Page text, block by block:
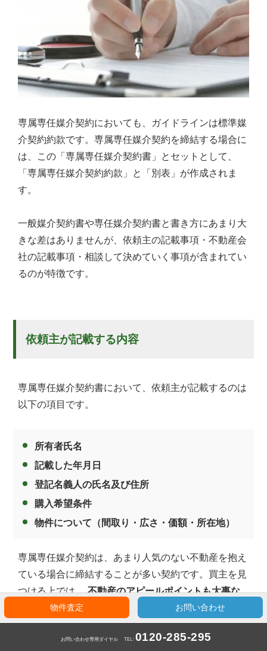
物件査定 お問い合わせ
お問い合わせ専用ダイヤル TEL: 0120-285-295
専属専任媒介契約においても、ガイドラインは標準媒
介契約約款です。専属専任媒介契約を締結する場合に
は、この「専属専任媒介契約書」とセットとして、
「専属専任媒介契約約款」と「別表」が作成されま
す。
一般媒介契約書や専任媒介契約書と書き方にあまり大
きな差はありませんが、依頼主の記載事項・不動産会
社の記載事項・相談して決めていく事項が含まれてい
るのが特徴です。
依頼主が記載する内容
専属専任媒介契約書において、依頼主が記載するのは
以下の項目です。
所有者氏名
記載した年月日
登記名義人の氏名及び住所
購入希望条件
物件について（間取り・広さ・価額・所在地）
専属専任媒介契約は、あまり人気のない不動産を抱え
ている場合に締結することが多い契約です。買主を見
つける上では、 不動産のアピールポイントも大事な
になってきますから、契約の際にできるだけ詳
しく伝えるようにしてください。